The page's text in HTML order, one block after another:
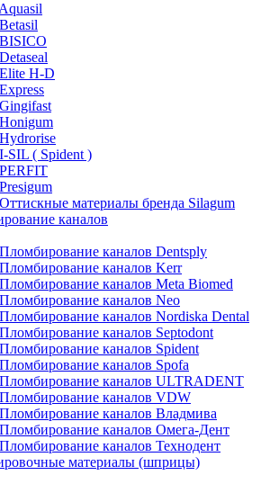
H-D
SIL ( Spident )
материалы бренда Silagum
каналов
каналов Dentsply
каналов Kerr
каналов Meta Biomed
каналов Neo
каналов Nordiska Dental
каналов Septodont
каналов Spident
каналов Spofa
каналов ULTRADENT
каналов VDW
каналов Владмива
каналов Омега-Дент
каналов Технодент
материалы (шприцы)